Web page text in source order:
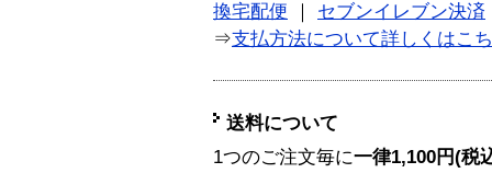
換宅配便
セブンイレブン決済
⇒支払方法について詳しくはこ
送料について
1つのご注文毎に一律1,100円(税